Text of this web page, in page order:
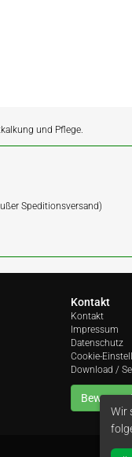
und Pflege.
Speditionsversand)
Kontakt
Kontakt
Impressum
Datenschutz
Cookie-
Download /
Bewerten
Wir